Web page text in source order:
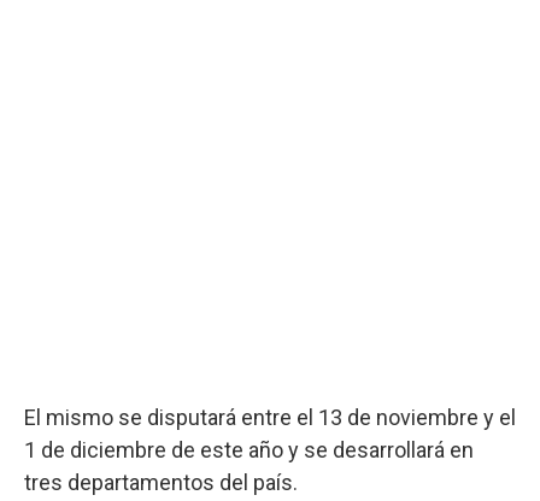
El mismo se disputará entre el 13 de noviembre y el
1 de diciembre de este año y se desarrollará en
tres departamentos del país.